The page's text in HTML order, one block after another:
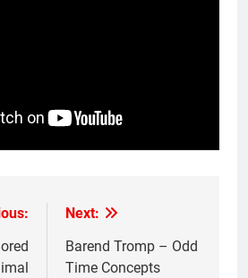
Next:
Barend Tromp – Odd
Time Concepts